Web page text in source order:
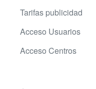
Tarifas publicidad
Acceso Usuarios
Acceso Centros